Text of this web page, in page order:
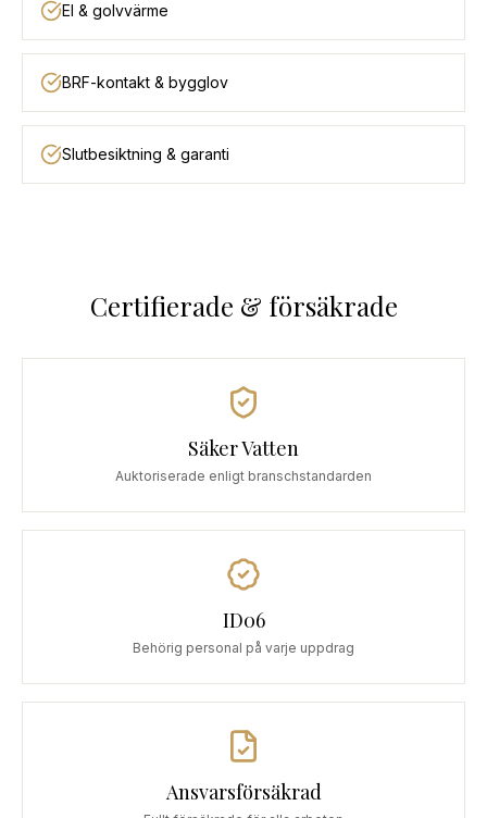
El & golvvärme
BRF-kontakt & bygglov
Slutbesiktning & garanti
Certifierade & försäkrade
Säker Vatten
Auktoriserade enligt branschstandarden
ID06
Behörig personal på varje uppdrag
Ansvarsförsäkrad